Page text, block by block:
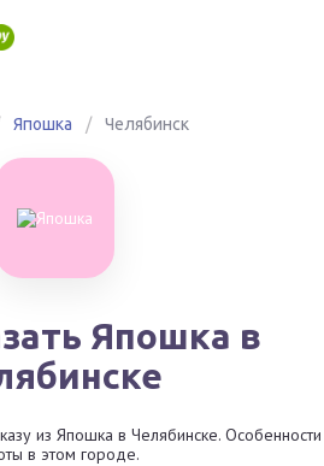
Япошка / Челябинск
Япошка в
из Япошка в Челябинске. Особенности
в этом городе.